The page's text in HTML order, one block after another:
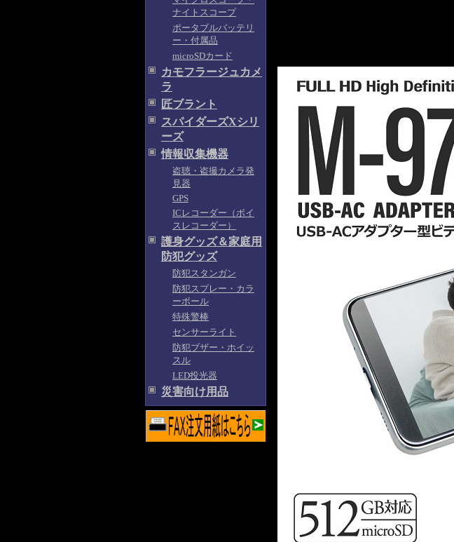
ナイトスコープ
ポータブルバッテリ
ー・付属品
microSDカード
カモフラージュカメ
ラ
匠ブラント
スパイダーズXシリ
ーズ
情報収集機器
盗聴・盗撮カメラ発
見器
GPS
ICレコーダー（ボイ
スレコーダー）
護身グッズ＆家庭用
防犯グッズ
防犯スタンガン
防犯スプレー・カラ
ーボール
特殊警棒
センサーライト
防犯ブザー・ホイッ
スル
LED投光器
災害向け用品